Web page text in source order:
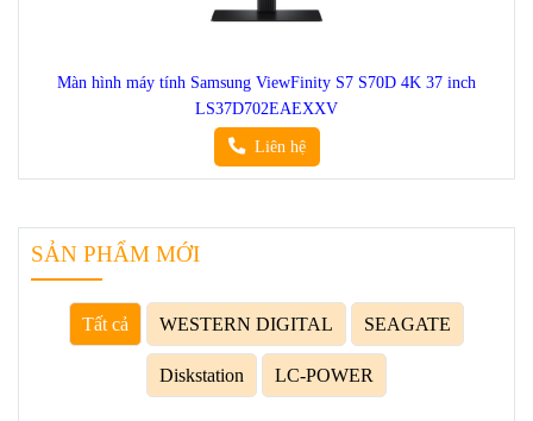
Màn hình máy tính Samsung ViewFinity S7 S70D 4K 37 inch
LS37D702EAEXXV
Liên hệ
SẢN PHẨM MỚI
Tất cả WESTERN DIGITAL SEAGATE
Diskstation LC-POWER